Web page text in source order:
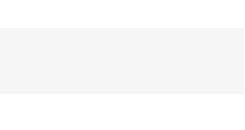
Äußerung